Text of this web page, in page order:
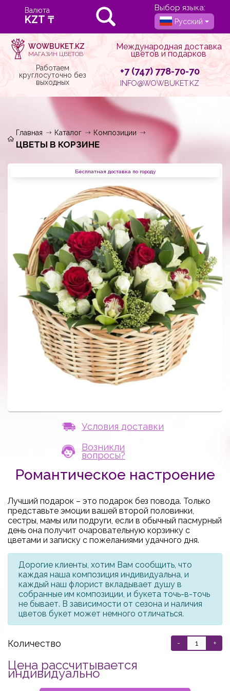
Валюта Выбор языка:
Русский
WOWBUKET.KZ
МАГАЗИН ЦВЕТОВ
Международная доставка
цветов и подарков
Работаем
круглосуточно без
выходных
+7 (747) 778-70-70
INFO@WOWBUKET.KZ
Главная Каталог Композиции
ЦВЕТЫ В КОРЗИНЕ
Бесплатная доставка по городу
Условия доставки
Возникли
вопросы?
Романтическое настроение
Лучший подарок – это подарок без повода. Только
представьте эмоции вашей второй половинки,
сестры, мамы или подруги, если в обычный пасмурный
день она получит очаровательную корзинку с
цветами и записку с пожеланиями удачного дня.
Дорогие клиенты, хотим Вам сообщить, что
каждая наша композиция индивидуальна, и
каждый наш флорист вкладывает душу в
собранные им композиции, и букета точь-в-точь
не бывает. В зависимости от сезона и наличия
цветов букет может немного отличаться.
Количество - +
Цена рассчитывается
индивидуально